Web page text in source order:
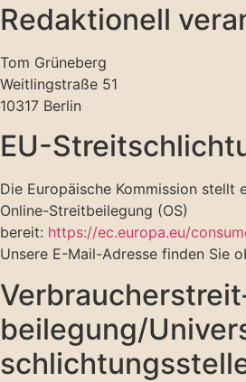
Redaktionell
Tom Grüneberg
Weitlingstraße 51
10317 Berlin
EU-
Die Europäische Kommission stellt
Online-Streitbeilegung (OS)
bereit: https://ec.europa.eu/
Unsere E-Mail-Adresse finden Sie
beilegung/